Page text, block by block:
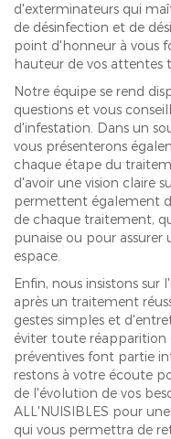
d'exterminateurs qui
de désinfection et de
point d'honneur à vous
hauteur de vos attentes
Notre équipe se rend
questions et vous
d'infestation. Dans un
vous présenterons
chaque étape du
d'avoir une vision claire
permettent également
de chaque traitement,
punaise ou pour
espace.
Enfin, nous insistons
après un traitement
gestes simples et
éviter toute réapparition
préventives font partie
restons à votre écoute
de l'évolution de vos
ALL'NUISIBLES pour
qui vous permettra de